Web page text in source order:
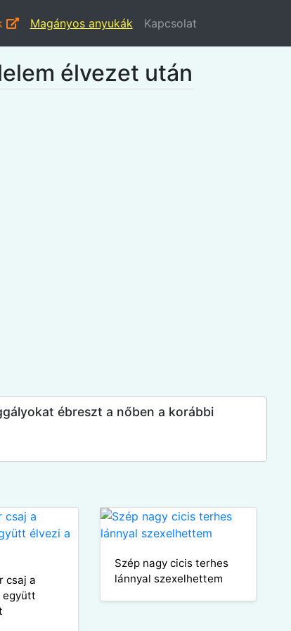
Magányos anyukák Kapcsolat
élvezet után
ébreszt a nőben a korábbi
csaj a
együtt
Szép nagy cicis terhes
lánnyal szexelhettem